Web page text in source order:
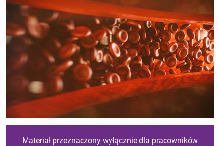
Materiał przeznaczony wyłącznie dla pracowników